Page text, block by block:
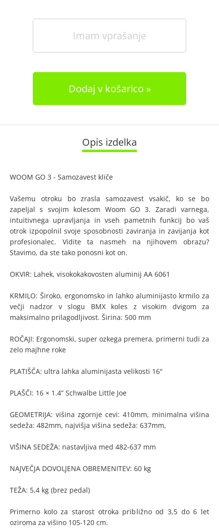
Imam vprašanje
Dodaj v košarico
Opis izdelka
WOOM GO 3 - Samozavest kliče
Vašemu otroku bo zrasla samozavest vsakič, ko se bo
zapeljal s svojim kolesom Woom GO 3. Zaradi varnega,
intuitivnega upravljanja in vseh pametnih funkcij bo vaš
otrok izpopolnil svoje sposobnosti zaviranja in zavijanja kot
profesionalec. Vidite ta nasmeh na njihovem obrazu?
Stavimo, da ste tako ponosni kot on.
OKVIR: Lahek, visokokakovosten aluminij AA 6061
KRMILO: Široko, ergonomsko in lahko aluminijasto krmilo za
večji nadzor v slogu BMX koles z visokim dvigom za
maksimalno prilagodljivost. Širina: 500 mm
ROČAJI: Ergonomski, super ozkega premera, primerni tudi za
zelo majhne roke
PLATIŠČA: ultra lahka aluminijasta velikosti 16"
PLAŠČI: 16 × 1.4” Schwalbe Little Joe
GEOMETRIJA: višina zgornje cevi: 410mm, minimalna višina
sedeža: 482mm, najvišja višina sedeža: 637mm,
VIŠINA SEDEŽA: nastavljiva med 482-637 mm
NAJVEČJA DOVOLJENA OBREMENITEV: 60 kg
TEŽA: 5,4 kg (brez pedal)
Primerno kolo za starost otroka približno od 3,5 do 6 let
oziroma za višino 105-120 cm.